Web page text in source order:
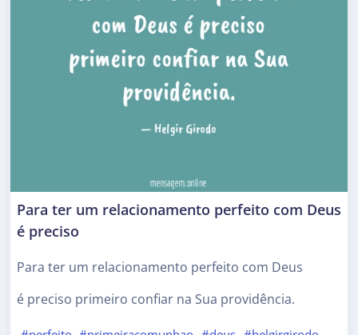
Para ter um relacionamento perfeito com Deus
é preciso
Para ter um relacionamento perfeito com Deus
é preciso primeiro confiar na Sua providência.